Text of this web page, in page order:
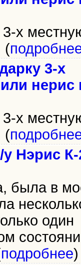
х
(
3-х
нерис
х
(
Нэрис К-
была в
один
подробнее)